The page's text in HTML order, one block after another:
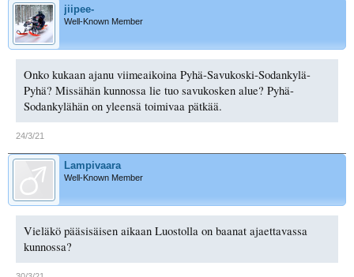
jiipee-
Well-Known Member
Onko kukaan ajanu viimeaikoina Pyhä-Savukoski-Sodankylä-
Pyhä? Missähän kunnossa lie tuo savukosken alue? Pyhä-
Sodankylähän on yleensä toimivaa pätkää.
24/3/21
Lampivaara
Well-Known Member
Vieläkö pääsisäisen aikaan Luostolla on baanat ajaettavassa
kunnossa?